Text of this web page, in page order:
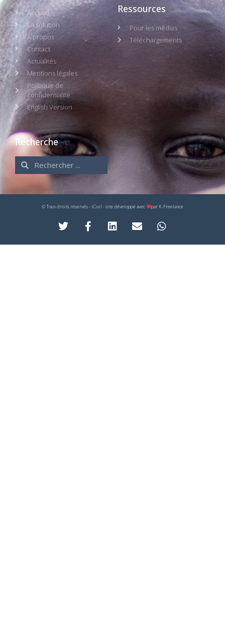
Accueil
La solution
À propos
Contact
Actualités
Mentions légales
Politique de
confidentialité
English Version
Ressources
Pour les médias
Téléchargements
Recherche
© Tous droits réservés - iCivil - site développé avec par K-Freelance